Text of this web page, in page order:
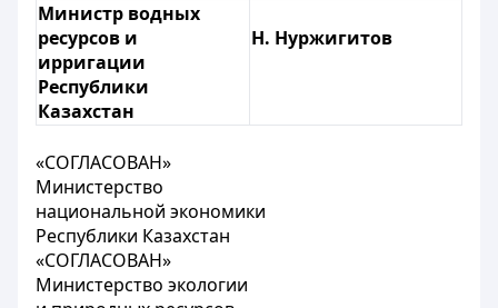
Министр водных
ресурсов и
ирригации
Республики
Казахстан
Н. Нуржигитов
«СОГЛАСОВАН»
Министерство
национальной экономики
Республики Казахстан
«СОГЛАСОВАН»
Министерство экологии